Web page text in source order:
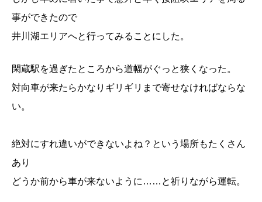
事ができたので
井川湖エリアへと行ってみることにした。
閑蔵駅を過ぎたところから道幅がぐっと狭くなった。
対向車が来たらかなりギリギリまで寄せなければならな
い。
絶対にすれ違いができないよね？という場所もたくさん
あり
どうか前から車が来ないように……と祈りながら運転。